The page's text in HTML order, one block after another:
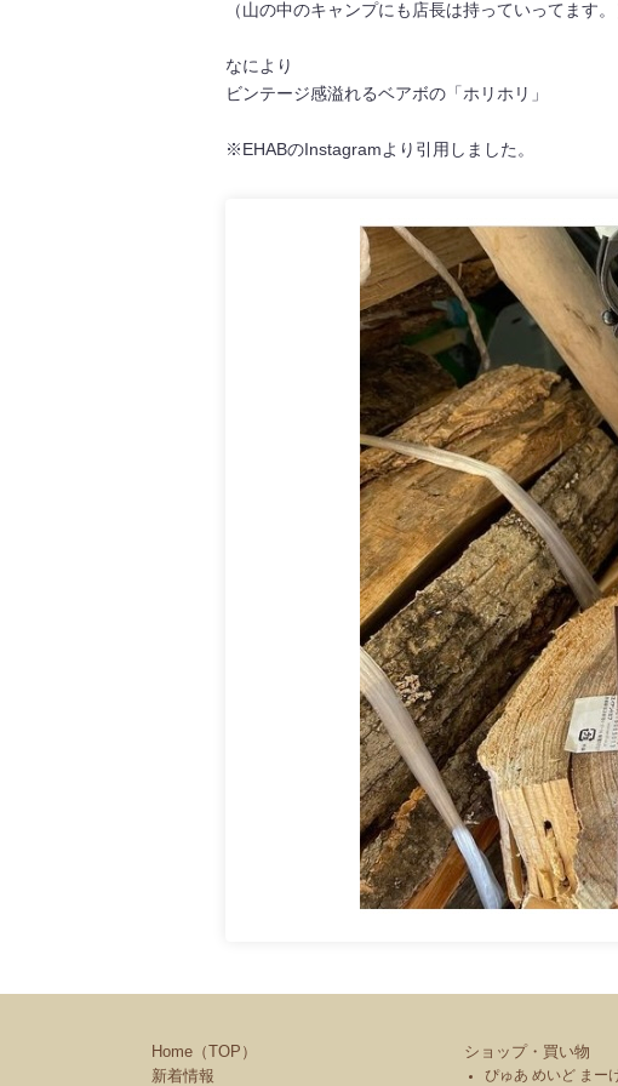
（山の中のキャンプにも店長は持っていってます。
なにより
ビンテージ感溢れるベアボの「ホリホリ」
※EHABのInstagramより引用しました。
Home（TOP）
新着情報
ショップ・買い物
ぴゅあ めいど まー